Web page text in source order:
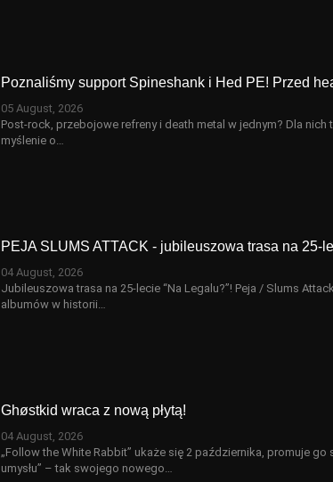
Poznaliśmy support Spineshank i Hed PE! Przed
05 August, 2026
Post-rock, przebojowe refreny i death metal w jednym? Dla
myślenie o…
PEJA SLUMS ATTACK - jubileuszowa trasa na 25-
04 August, 2026
Jubileuszowa trasa na 25-lecie “Na Legalu?”! Peja / Slums
albumów w historii…
Ghøstkid wraca z nową płytą!
04 August, 2026
„Follow the White Rabbit” ukaże się 2 października, promuje
umysłu” – tak swojego nowego…